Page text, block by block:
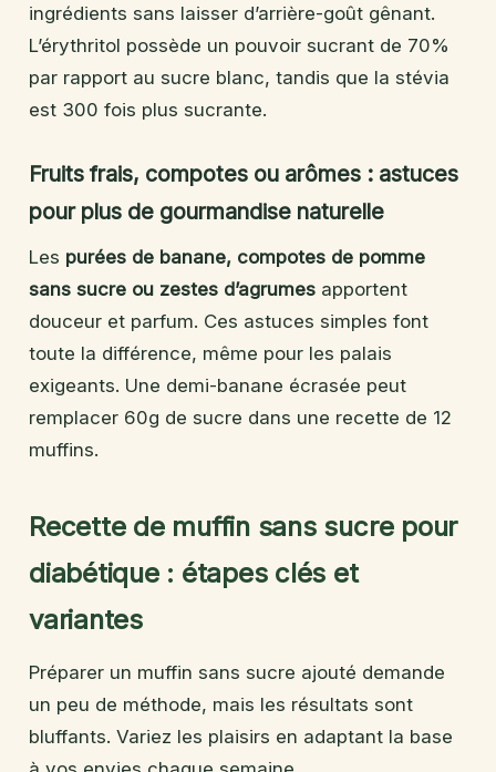
ingrédients sans laisser d’arrière-goût gênant.
L’érythritol possède un pouvoir sucrant de 70%
par rapport au sucre blanc, tandis que la stévia
est 300 fois plus sucrante.
Fruits frais, compotes ou arômes : astuces
pour plus de gourmandise naturelle
Les purées de banane, compotes de pomme
sans sucre ou zestes d’agrumes apportent
douceur et parfum. Ces astuces simples font
toute la différence, même pour les palais
exigeants. Une demi-banane écrasée peut
remplacer 60g de sucre dans une recette de 12
muffins.
Recette de muffin sans sucre pour
diabétique : étapes clés et
variantes
Préparer un muffin sans sucre ajouté demande
un peu de méthode, mais les résultats sont
bluffants. Variez les plaisirs en adaptant la base